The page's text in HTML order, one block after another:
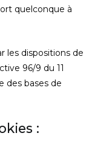
quelconque à
les dispositions de
96/9 du 11
des bases de
: